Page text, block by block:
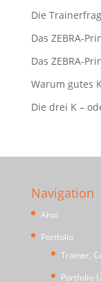
Die
Das ZEBRA-
Das ZEBRA-
Warum gutes
Die drei K –
Navigation
Ahoi
Portfolio
Trainer,
Portfolio-